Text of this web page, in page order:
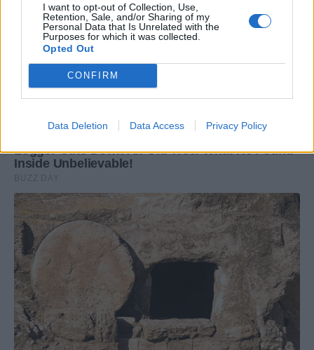
I want to opt-out of Collection, Use,
Retention, Sale, and/or Sharing of my
Personal Data that Is Unrelated with the
Purposes for which it was collected.
Opted Out
CONFIRM
Data Deletion Data Access Privacy Policy